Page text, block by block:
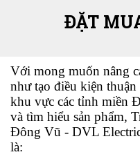
ĐẶT
Với mong muốn nâng
như tạo điều kiện
khu vực các tỉnh miền
và tìm hiểu sản phẩm,
Đông Vũ - DVL
là: